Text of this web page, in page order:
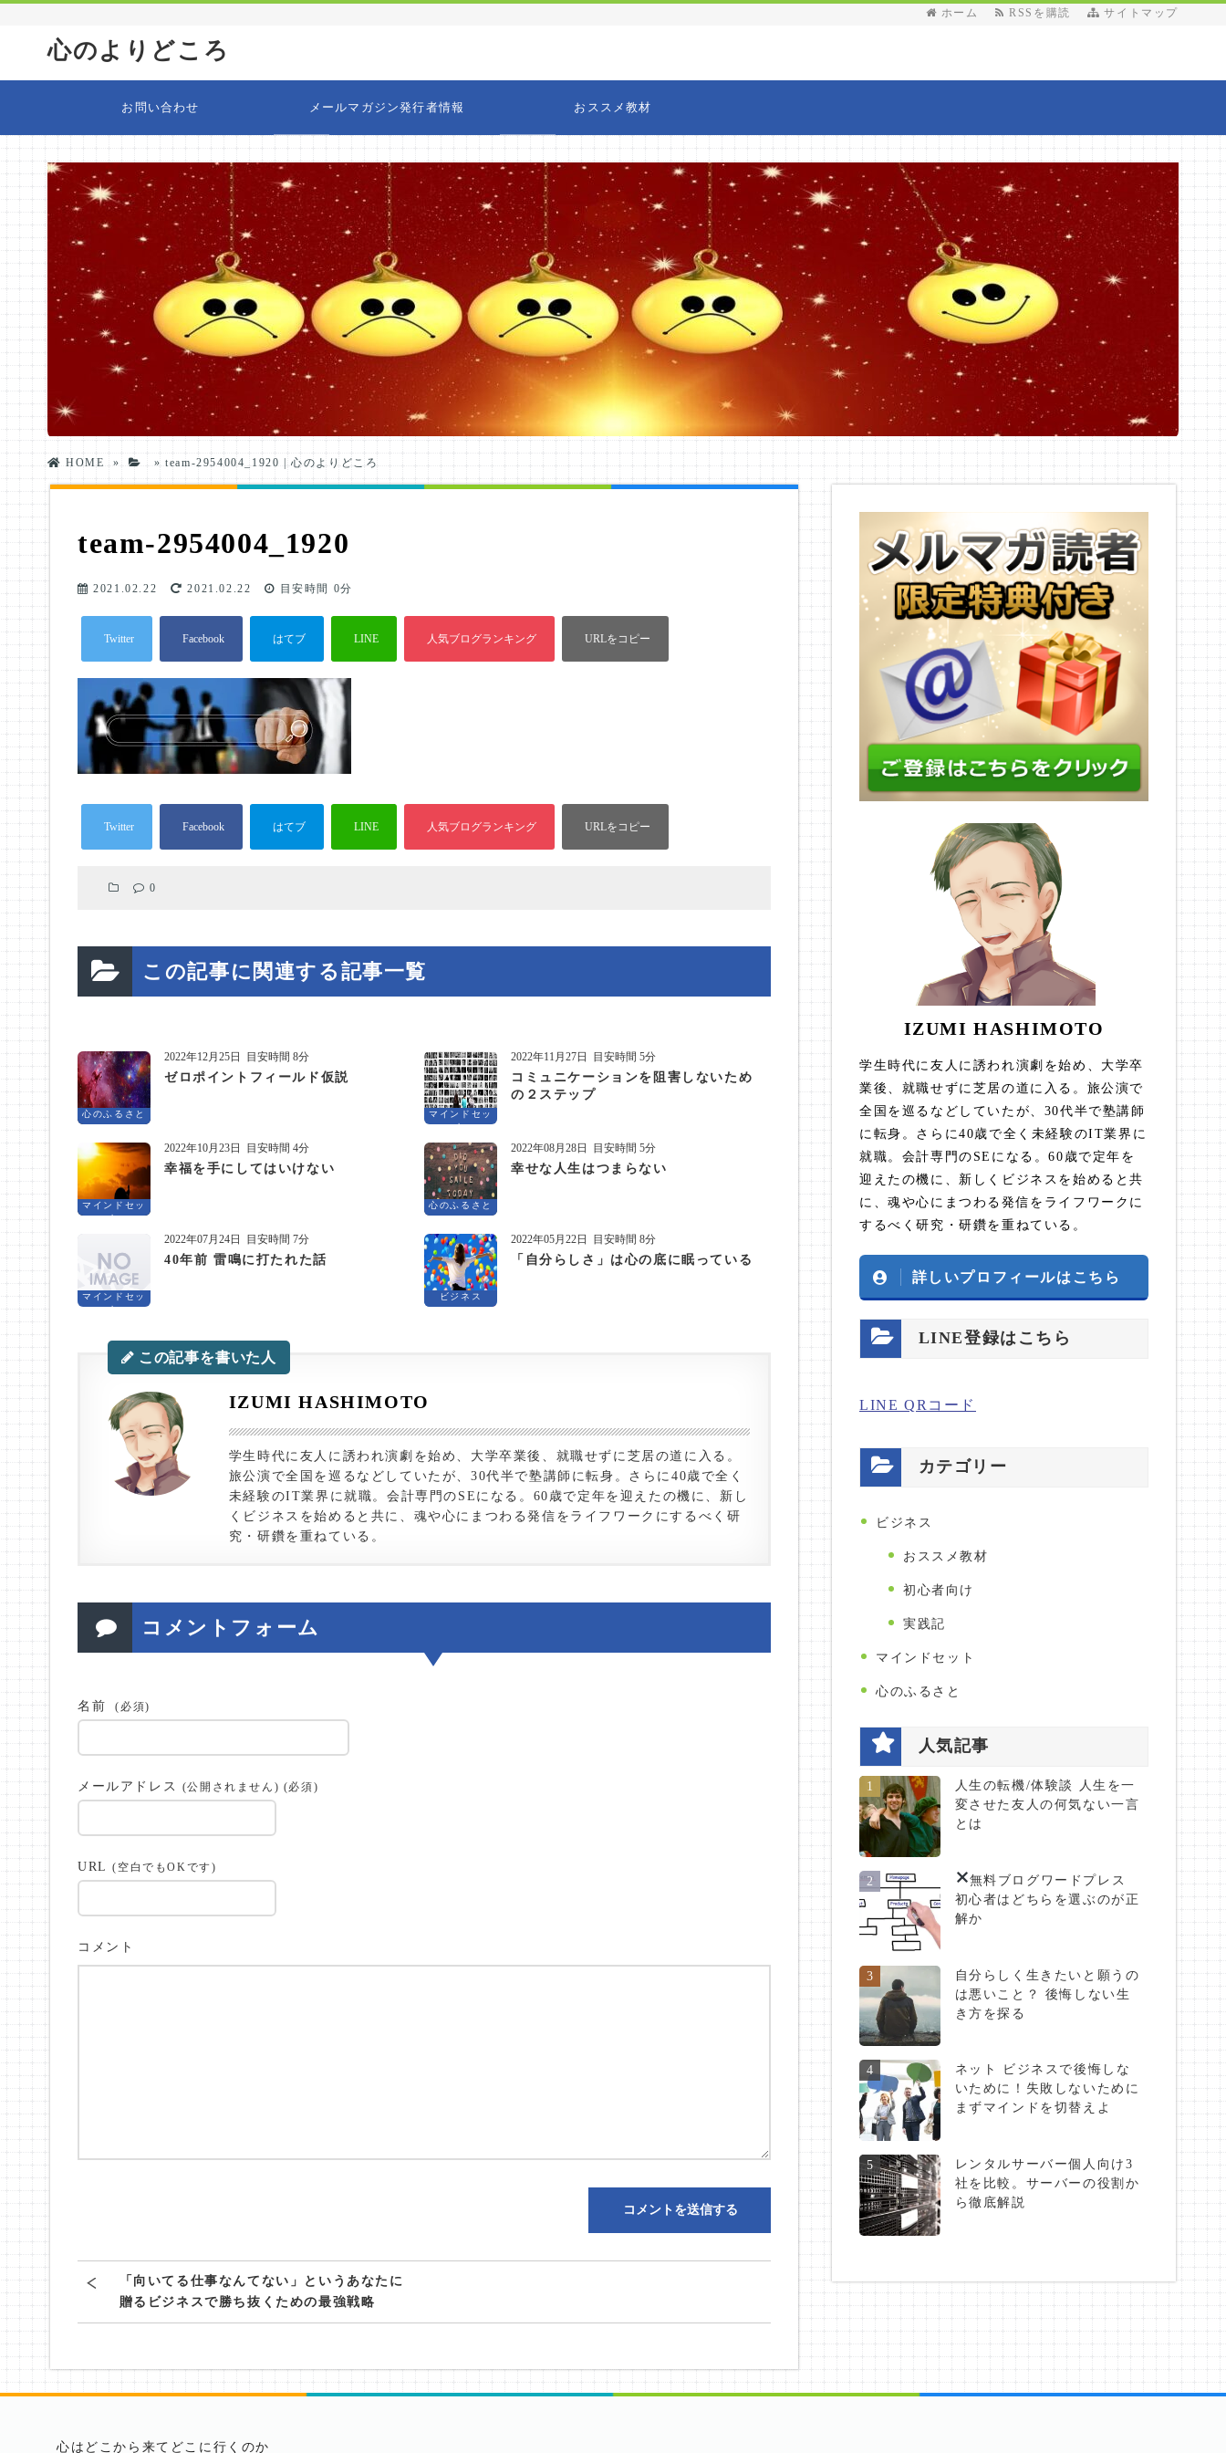
サイトマップ
RSSを購読
ホーム
心のよりどころ
お問い合わせ メールマガジン発行者情報 おススメ教材
HOME » »team-2954004_1920 | 心のよりどころ
team-2954004_1920
2021.02.22 2021.02.22 目安時間 0分
0
この記事に関連する記事一覧
心のふるさと
2022年12月25日 目安時間 8分
ゼロポイントフィールド仮説
マインドセッ
ト
2022年11月27日 目安時間 5分
コミュニケーションを阻害しないため
の２ステップ
マインドセッ
ト
2022年10月23日 目安時間 4分
幸福を手にしてはいけない
心のふるさと
2022年08月28日 目安時間 5分
幸せな人生はつまらない
マインドセッ
ト
2022年07月24日 目安時間 7分
40年前 雷鳴に打たれた話
ビジネス
2022年05月22日 目安時間 8分
「自分らしさ」は心の底に眠っている
この記事を書いた人
IZUMI HASHIMOTO
学生時代に友人に誘われ演劇を始め、大学卒業後、就職せずに芝居の道に入る。
旅公演で全国を巡るなどしていたが、30代半で塾講師に転身。さらに40歳で全く
未経験のIT業界に就職。会計専門のSEになる。60歳で定年を迎えたの機に、新し
くビジネスを始めると共に、魂や心にまつわる発信をライフワークにするべく研
究・研鑽を重ねている。
コメントフォーム
名前 (必須)
メールアドレス (公開されません) (必須)
URL(空白でもOKです)
コメント
「向いてる仕事なんてない」というあなたに
贈るビジネスで勝ち抜くための最強戦略
IZUMI HASHIMOTO
学生時代に友人に誘われ演劇を始め、大学卒
業後、就職せずに芝居の道に入る。旅公演で
全国を巡るなどしていたが、30代半で塾講師
に転身。さらに40歳で全く未経験のIT業界に
就職。会計専門のSEになる。60歳で定年を
迎えたの機に、新しくビジネスを始めると共
に、魂や心にまつわる発信をライフワークに
するべく研究・研鑽を重ねている。
詳しいプロフィールはこちら
LINE登録はこちら
LINE QRコード
カテゴリー
ビジネス
おススメ教材
初心者向け
実践記
マインドセット
心のふるさと
人気記事
1
人生の転機/体験談 人生を一
変させた友人の何気ない一言
とは
2 無料ブログ ワードプレス
初心者はどちらを選ぶのが正
解か
3
自分らしく生きたいと願うの
は悪いこと？ 後悔しない生
き方を探る
4
ネット ビジネスで後悔しな
いために！失敗しないために
まずマインドを切替えよ
5
レンタルサーバー個人向け3
社を比較。サーバーの役割か
ら徹底解説
心はどこから来てどこに行くのか